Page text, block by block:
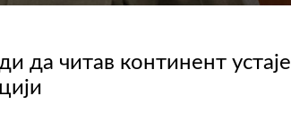
да читав континент устаје